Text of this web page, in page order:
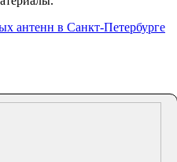
антенн в Санкт-Петербурге